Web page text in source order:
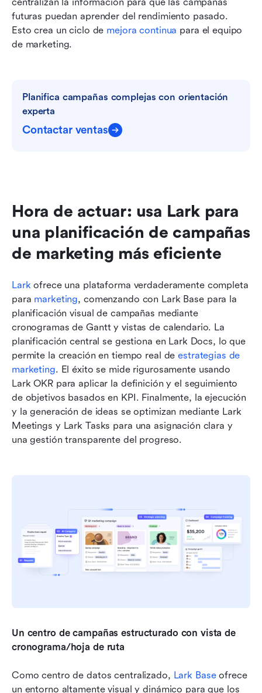
futuras puedan aprender del rendimiento pasado.
Esto crea un ciclo de mejora continua para el equipo
de marketing.
Planifica campañas complejas con orientación
experta
Contactar ventas
Hora de actuar: usa Lark para
una planificación de campañas
de marketing más eficiente
Lark ofrece una plataforma verdaderamente completa
para marketing, comenzando con Lark Base para la
planificación visual de campañas mediante
cronogramas de Gantt y vistas de calendario. La
planificación central se gestiona en Lark Docs, lo que
permite la creación en tiempo real de estrategias de
marketing. El éxito se mide rigurosamente usando
Lark OKR para aplicar la definición y el seguimiento
de objetivos basados en KPI. Finalmente, la ejecución
y la generación de ideas se optimizan mediante Lark
Meetings y Lark Tasks para una asignación clara y
una gestión transparente del progreso.
Un centro de campañas estructurado con vista de
cronograma/hoja de ruta
Como centro de datos centralizado, Lark Base ofrece
un entorno altamente visual y dinámico para que los